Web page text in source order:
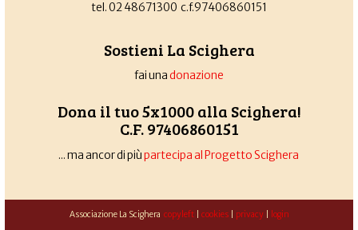
tel. 02 48671300 c.f.97406860151
Sostieni La Scighera
fai unadonazione
Dona il tuo 5x1000 alla Scighera!
C.F. 97406860151
... ma ancor di piùpartecipa al Progetto Scighera
Associazione La Scighera copyleft| cookies| privacy| login